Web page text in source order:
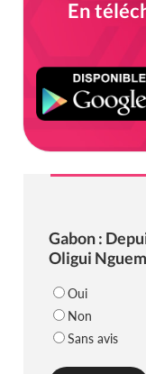
En
Gabon :
Oligui
Oui
Non
Sans avis